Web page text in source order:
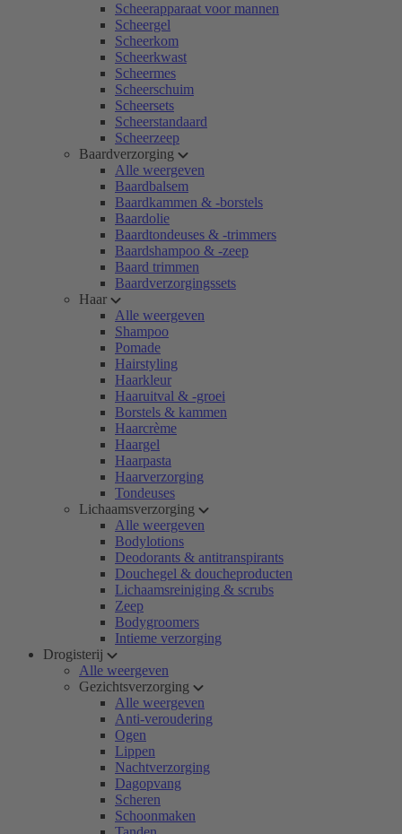
Scheerapparaat voor mannen
Scheergel
Scheerkom
Scheerkwast
Scheermes
Scheerschuim
Scheersets
Scheerstandaard
Scheerzeep
Baardverzorging
Alle weergeven
Baardbalsem
Baardkammen & -borstels
Baardolie
Baardtondeuses & -trimmers
Baardshampoo & -zeep
Baard trimmen
Baardverzorgingssets
Haar
Alle weergeven
Shampoo
Pomade
Hairstyling
Haarkleur
Haaruitval & -groei
Borstels & kammen
Haarcrème
Haargel
Haarpasta
Haarverzorging
Tondeuses
Lichaamsverzorging
Alle weergeven
Bodylotions
Deodorants & antitranspirants
Douchegel & doucheproducten
Lichaamsreiniging & scrubs
Zeep
Bodygroomers
Intieme verzorging
Drogisterij
Alle weergeven
Gezichtsverzorging
Alle weergeven
Anti-veroudering
Ogen
Lippen
Nachtverzorging
Dagopvang
Scheren
Schoonmaken